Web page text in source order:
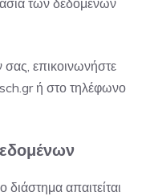
των δεδομένων
επικοινωνήστε
ή στο τηλέφωνο
απαιτείται